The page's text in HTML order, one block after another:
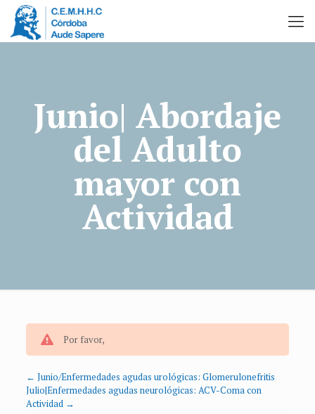
Junio| Abordaje
del Adulto
mayor con
Actividad
Por favor,
Junio/Enfermedades agudas urológicas: Glomerulonefritis
Julio|Enfermedades agudas neurológicas: ACV-Coma con
Actividad